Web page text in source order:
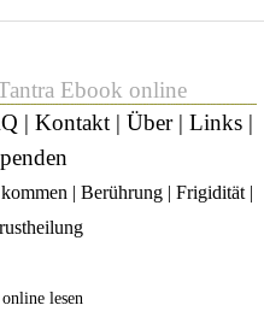
Ebook online
| Kontakt| Über| Links|
| Berührung| Frigidität|
lesen